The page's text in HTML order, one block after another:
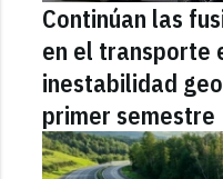
Continúan las
en el transporte
inestabilidad
primer semestre